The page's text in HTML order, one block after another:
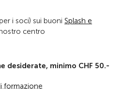
i soci) sui buoni Splash e
centro
desiderate, minimo CHF 50.-
formazione